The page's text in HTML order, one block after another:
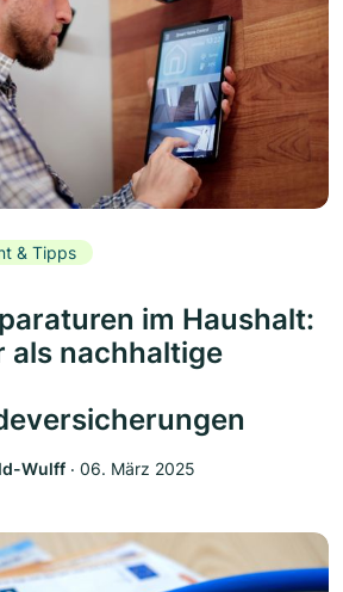
& Tipps
im Haushalt:
als nachhaltige
Wulff ‧ 06. März 2025